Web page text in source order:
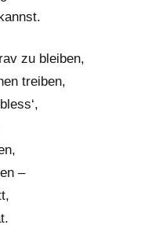
zu bleiben,
treiben,
–